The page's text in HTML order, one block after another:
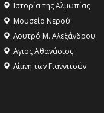
Ιστορία της Αλμωπίας
Μουσείο Νερού
Λουτρό Μ. Αλεξάνδρου
Αγιος Αθανάσιος
Λίμνη των Γιαννιτσών